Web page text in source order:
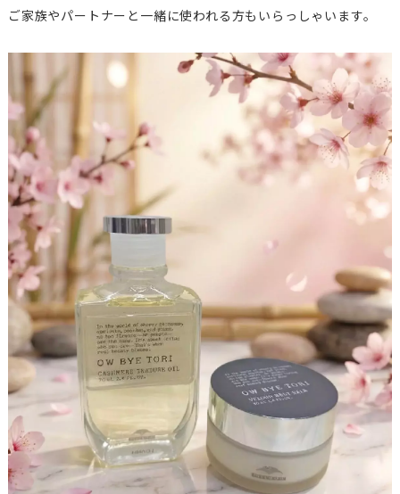
ご家族やパートナーと一緒に使われる方もいらっしゃいます。